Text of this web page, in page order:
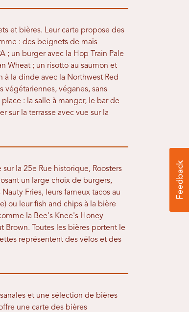
et bières. Leur carte propose des
: des beignets de maïs
; un burger avec la Hop Train Pale
Wheat ; un risotto au saumon et
à la dinde avec la Northwest Red
véganes, sans
: la salle à manger, le bar de
sur la terrasse avec vue sur la
la 25e Rue historique, Roosters
un large choix de burgers,
Fries, leurs fameux tacos au
ou leur fish and chips à la bière
la Bee's Knee's Honey
Brown. Toutes les bières portent le
représentent des vélos et des
et une sélection de bières
une carte des bières